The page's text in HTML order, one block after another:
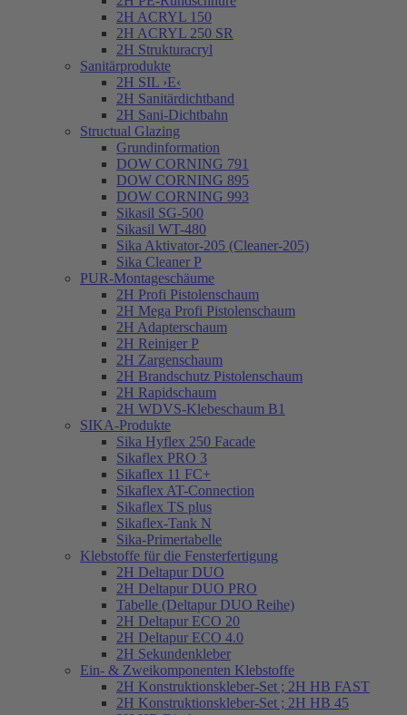
2H ACRYL 150
2H ACRYL 250 SR
2H Strukturacryl
Sanitärprodukte
2H SIL ›E‹
2H Sanitärdichtband
2H Sani-Dichtbahn
Structual Glazing
Grundinformation
DOW CORNING 791
DOW CORNING 895
DOW CORNING 993
Sikasil SG-500
Sikasil WT-480
Sika Aktivator-205 (Cleaner-205)
Sika Cleaner P
PUR-Montageschäume
2H Profi Pistolenschaum
2H Mega Profi Pistolenschaum
2H Adapterschaum
2H Reiniger P
2H Zargenschaum
2H Brandschutz Pistolenschaum
2H Rapidschaum
2H WDVS-Klebeschaum B1
SIKA-Produkte
Sika Hyflex 250 Facade
Sikaflex PRO 3
Sikaflex 11 FC+
Sikaflex AT-Connection
Sikaflex TS plus
Sikaflex-Tank N
Sika-Primertabelle
Klebstoffe für die Fensterfertigung
2H Deltapur DUO
2H Deltapur DUO PRO
Tabelle (Deltapur DUO Reihe)
2H Deltapur ECO 20
2H Deltapur ECO 4.0
2H Sekundenkleber
Ein- & Zweikomponenten Klebstoffe
2H Konstruktionskleber-Set ; 2H HB FAST
2H Konstruktionskleber-Set ; 2H HB 45